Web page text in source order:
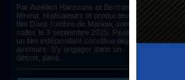
Par Aurélien Harzoune et Bertrand
Mineur, réalisateurs et producteurs du
film Dans l’ombre de Marlow, sortie en
salles le 3 septembre 2025. Réaliser
un film indépendant constitue déjà une
aventure. S’y engager dans un
désert, sans...